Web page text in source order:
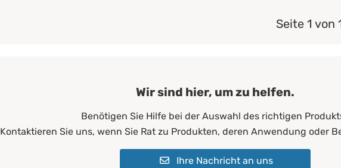
Seite 1 von
Wir sind hier, um zu helfen.
Benötigen Sie Hilfe bei der Auswahl des richtigen
Kontaktieren Sie uns, wenn Sie Rat zu Produkten, deren Anwendung oder
Ihre Nachricht an uns